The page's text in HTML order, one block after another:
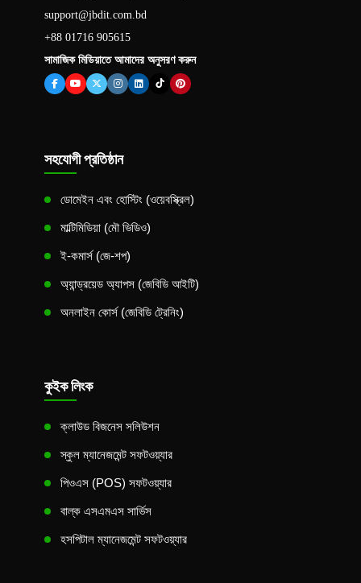
support@jbdit.com.bd
+88 01716 905615
সামাজিক মিডিয়াতে আমাদের অনুসরণ করুন
সহযোগী প্রতিষ্ঠান
ডোমেইন এবং হোস্টিং (ওয়েবস্ক্রিল)
মাল্টিমিডিয়া (মৌ ভিডিও)
ই-কমার্স (জে-শপ)
অ্যান্ড্রয়েড অ্যাপস (জেবিডি আইটি)
অনলাইন কোর্স (জেবিডি ট্রেনিং)
কুইক লিংক
ক্লাউড বিজনেস সলিউশন
স্কুল ম্যানেজমেন্ট সফটওয়্যার
পিওএস (POS) সফটওয়্যার
বাল্ক এসএমএস সার্ভিস
হসপিটাল ম্যানেজমেন্ট সফটওয়্যার